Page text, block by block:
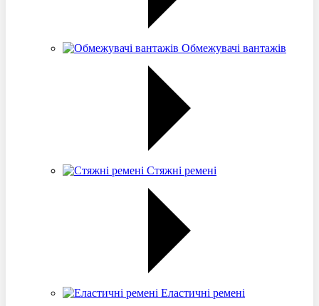
Обмежувачі вантажів
Стяжні ремені
Еластичні ремені